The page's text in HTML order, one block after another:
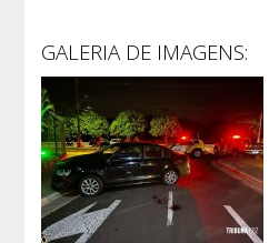
GALERIA DE IMAGENS: